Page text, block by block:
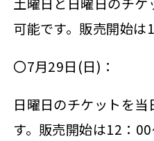
可能です。販売開始は
〇7月29日(日)：
日曜日のチケットを
す。販売開始は12：00